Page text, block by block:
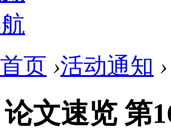
首页 ›活动通知 ›
文速览 第